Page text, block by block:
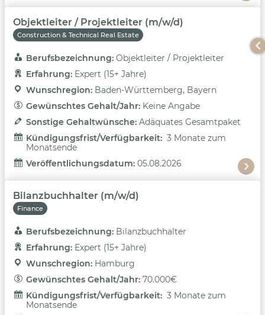
Objektleiter / Projektleiter (m/w/d)
Construction & Technical Real Estate
Berufsbezeichnung: Objektleiter / Projektleiter
Erfahrung: Expert (15+ Jahre)
Wunschregion: Baden-Württemberg, Bayern
Gewünschtes Gehalt/Jahr: Keine Angabe
Sonstige Gehaltwünsche: Adäquates Gesamtpaket
Kündigungsfrist/Verfügbarkeit: 3 Monate zum
Monatsende
Veröffentlichungsdatum: 05.08.2026
Bilanzbuchhalter (m/w/d)
Finance
Berufsbezeichnung: Bilanzbuchhalter
Erfahrung: Expert (15+ Jahre)
Wunschregion: Hamburg
Gewünschtes Gehalt/Jahr: 70.000€
Kündigungsfrist/Verfügbarkeit: 3 Monate zum
Monatsende